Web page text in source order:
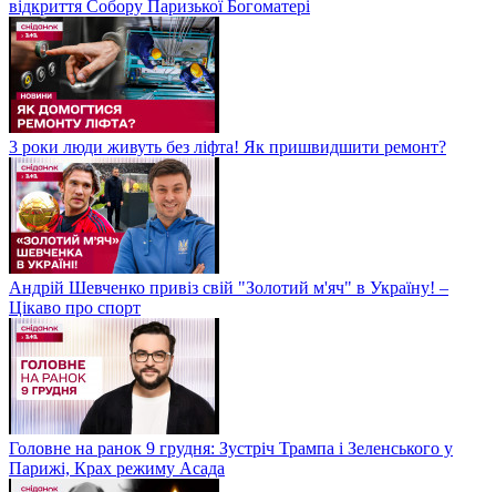
відкриття Собору Паризької Богоматері
3 роки люди живуть без ліфта! Як пришвидшити ремонт?
Андрій Шевченко привіз свій "Золотий м'яч" в Україну! –
Цікаво про спорт
Головне на ранок 9 грудня: Зустріч Трампа і Зеленського у
Парижі, Крах режиму Асада